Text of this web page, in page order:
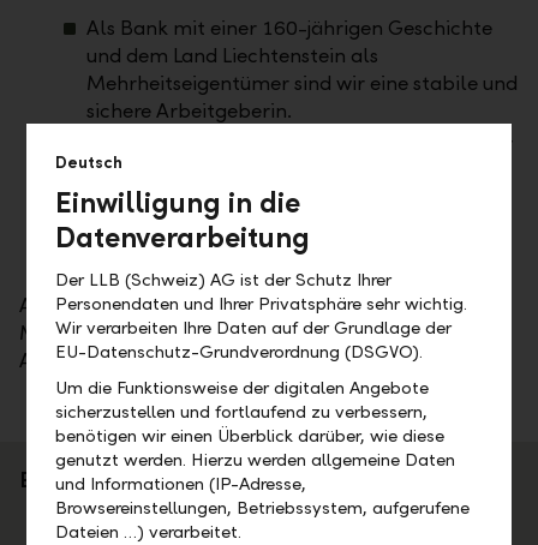
Als Bank mit einer 160-jährigen Geschichte
und dem Land Liechtenstein als
Mehrheitseigentümer sind wir eine stabile und
sichere Arbeitgeberin.
Als eine der vertrauenswürdigsten Banken der
Welt bieten wir Ihnen den Spielraum, mit
Ihren Ideen ein sympathisches und
kompetentes Banking der Zukunft zu
gestalten.
Aber wer kann dies besser bezeugen als unsere
Mitarbeitende selbst – wir haben gefragt, was das
Arbeiten bei der LLB auszeichnet.
Einblick in die Arbeitswelt
Deutsch
Einwilligung in die
Datenverarbeitung
Der LLB (Schweiz) AG ist der Schutz Ihrer
Personendaten und Ihrer Privatsphäre sehr wichtig.
Wir verarbeiten Ihre Daten auf der Grundlage der
EU-Datenschutz-Grundverordnung (DSGVO).
Um die Funktionsweise der digitalen Angebote
sicherzustellen und fortlaufend zu verbessern,
benötigen wir einen Überblick darüber, wie diese
genutzt werden. Hierzu werden allgemeine Daten
und Informationen (IP-Adresse,
Browsereinstellungen, Betriebssystem, aufgerufene
Dateien …) verarbeitet.